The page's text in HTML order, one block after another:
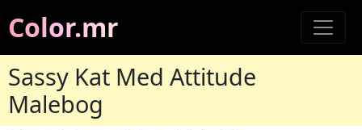
Color.mr
Sassy Kat Med Attitude
Malebog